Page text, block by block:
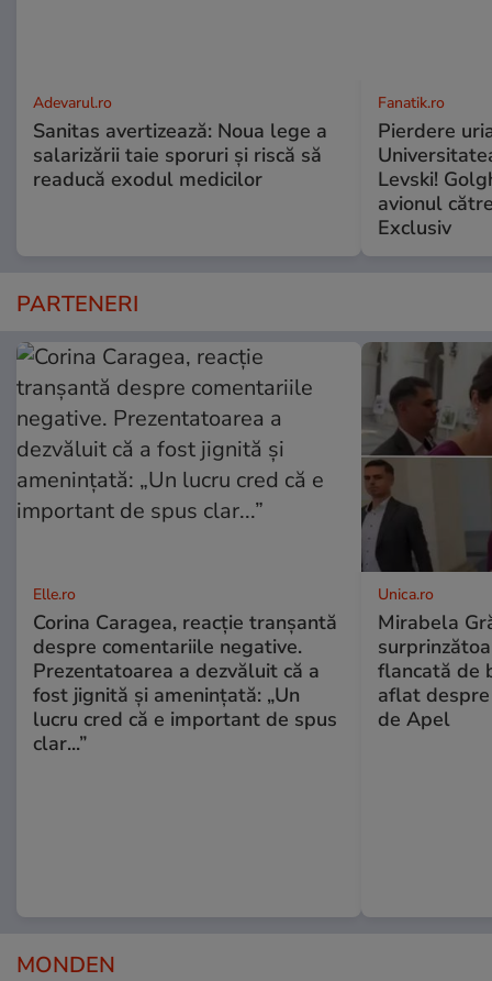
Adevarul.ro
Sanitas avertizează: Noua lege a
salarizării taie sporuri și riscă să
readucă exodul medicilor
Fanatik.ro
Pierdere
Levski!
avionul
Exclusiv
PARTENERI
Elle.ro
Corina Caragea, reacție tranșantă
despre comentariile negative.
Prezentatoarea a dezvăluit că a
fost jignită și amenințată: „Un
lucru cred că e important de spus
clar...”
Unica.ro
Mirabela
flancată de
aflat
de Apel
MONDEN